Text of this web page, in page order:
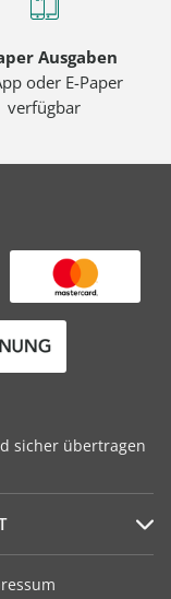
Ausgaben
oder E-Paper
verfügbar
sicher übertragen